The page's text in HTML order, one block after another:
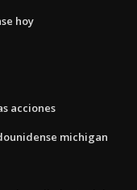
hoy
acciones
michigan